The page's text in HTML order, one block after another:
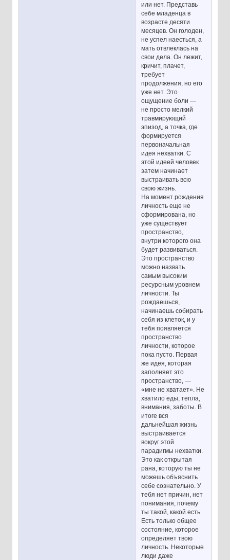
или нет. Представь
себе младенца в
возрасте десяти
месяцев. Он голоден,
не успел наесться, а
мать отвлеклась на
свои дела. Он лежит,
кричит, плачет,
требует
продолжения, но его
уже нет. Это
ощущение боли —
не просто мелкий
травмирующий
эпизод, а точка, где
формируется
первоначальная
идея нехватки. С
этой идеей человек
затем начинает
выстраивать всю
свою жизнь.
На момент рождения
личность еще не
сформирована, но
уже существует
пространство,
внутри которого она
будет развиваться.
Это пространство
можно назвать
самым высоким
ресурсным уровнем
личности. Ты
рождаешься,
начинаешь собирать
себя из клеток, и у
тебя появляется
пространство
личности, которое
пока пусто. Первая
же идея, которая
заполняет это
пространство, —
«мне не хватает». Не
хватило еды, тепла,
внимания, заботы. В
итоге вся
дальнейшая жизнь
выстраивается
вокруг этой
парадигмы нехватки.
Это как открытая
рана, которую ты не
можешь объяснить
себе сознательно. У
тебя нет причин, нет
понимания, почему
ты такой, какой есть.
Есть только общее
состояние, которое
определяет твою
личность. Некоторые
люди даже